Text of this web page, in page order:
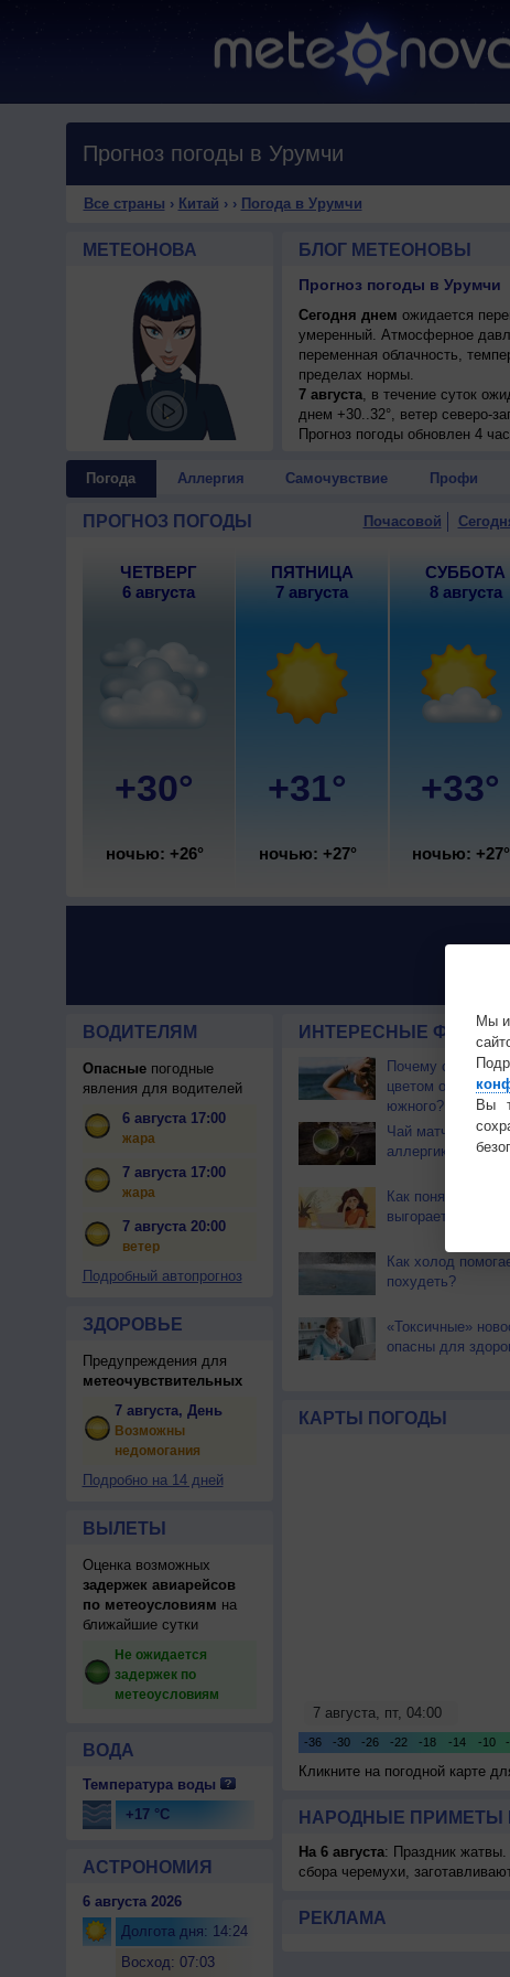
Прогноз погоды в Урумчи
Все страны › Китай › › Погода в Урумчи
МЕТЕОНОВА БЛОГ МЕТЕОНОВЫ
Прогноз погоды в Урумчи
Сегодня днем ожидается
умеренный. Атмосферное
переменная облачность,
пределах нормы.
7 августа, в течение суток
днем +30..32°, ветер северо-
8 августа, ожидается
9 августа, в течение суток
10 августа, ожидается
ветер северный, умеренный.
Прогноз погоды обновлен 4
Погода Аллергия Самочувствие Профи
ПРОГНОЗ ПОГОДЫ Почасовой
ЧЕТВЕРГ
6 августа
+30°
ночью: +26°
ПЯТНИЦА
7 августа
+31°
ночью: +27°
СУББОТА
8 августа
+33°
ночью: +27°
ВОДИТЕЛЯМ
Опасныепогодные
явления для водителей
6 августа 17:00
жара
7 августа 17:00
жара
7 августа 20:00
ветер
Подробный автопрогноз
ЗДОРОВЬЕ
Предупреждения для
метеочувствительных
7 августа, День
Возможны
недомогания
Подробно на 14 дней
ВЫЛЕТЫ
Оценка возможных
задержек авиарейсов
по метеоусловиям на
ближайшие сутки
Не ожидается
задержек по
метеоусловиям
ВОДА
Температура воды
+17 °C
АСТРОНОМИЯ
6 августа 2026
Долгота дня: 14:24
Восход: 07:03
ИНТЕРЕСНЫЕ ФАКТЫ
Почему северный
цветом
южного?
Чай матча может
аллергикам
Как понять, что вы
выгораете на
Как холод
похудеть?
«Токсичные»
опасны для
КАРТЫ ПОГОДЫ
Кликните на погодной карте
НАРОДНЫЕ ПРИМЕТЫ
На 6 августа: Праздник жатвы.
сбора черемухи,
РЕКЛАМА
Мы
Вы